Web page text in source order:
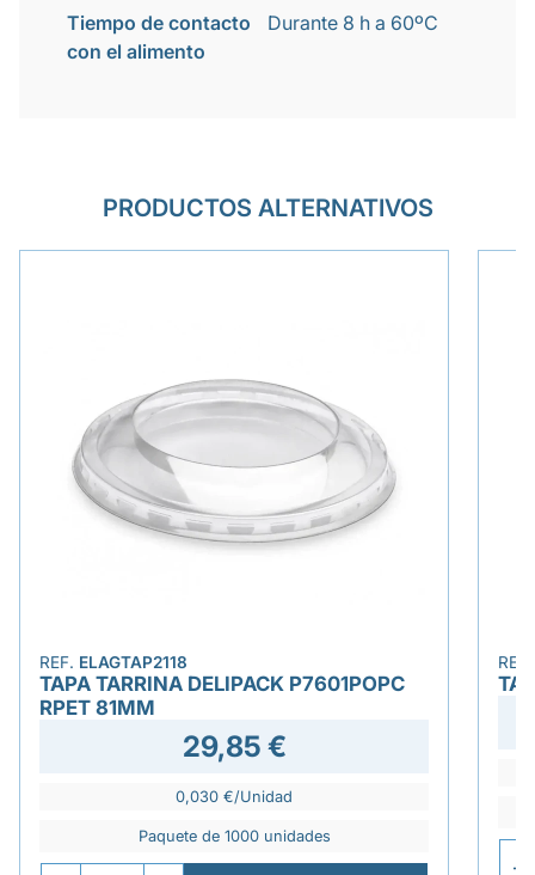
Tiempo de contacto
con el alimento
Durante 8 h a 60ºC
PRODUCTOS ALTERNATIVOS
REF. ELAGTAP2118
TAPA TARRINA DELIPACK P7601POPC
RPET 81MM
29,85 €
0,030 €/Unidad
Paquete de 1000 unidades